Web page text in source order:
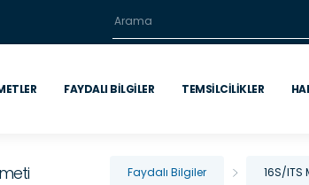
FAYDALI BILGILER TEMSILCILIKLER
Faydalı Bilgiler 16S/ITS